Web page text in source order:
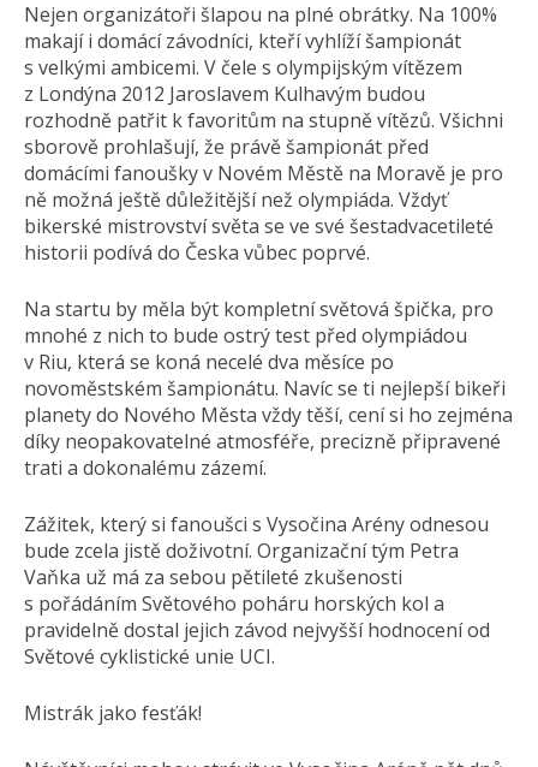
Nejen organizátoři šlapou na plné obrátky. Na 100%
makají i domácí závodníci, kteří vyhlíží šampionát
s velkými ambicemi. V čele s olympijským vítězem
z Londýna 2012 Jaroslavem Kulhavým budou
rozhodně patřit k favoritům na stupně vítězů. Všichni
sborově prohlašují, že právě šampionát před
domácími fanoušky v Novém Městě na Moravě je pro
ně možná ještě důležitější než olympiáda. Vždyť
bikerské mistrovství světa se ve své šestadvacetileté
historii podívá do Česka vůbec poprvé.
Na startu by měla být kompletní světová špička, pro
mnohé z nich to bude ostrý test před olympiádou
v Riu, která se koná necelé dva měsíce po
novoměstském šampionátu. Navíc se ti nejlepší bikeři
planety do Nového Města vždy těší, cení si ho zejména
díky neopakovatelné atmosféře, precizně připravené
trati a dokonalému zázemí.
Zážitek, který si fanoušci s Vysočina Arény odnesou
bude zcela jistě doživotní. Organizační tým Petra
Vaňka už má za sebou pětileté zkušenosti
s pořádáním Světového poháru horských kol a
pravidelně dostal jejich závod nejvyšší hodnocení od
Světové cyklistické unie UCI.
Mistrák jako fesťák!